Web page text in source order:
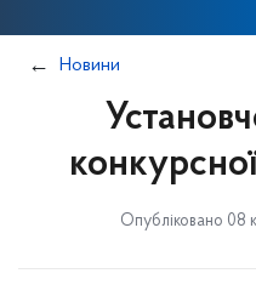
Новини
конкурсної
Опубліковано 08